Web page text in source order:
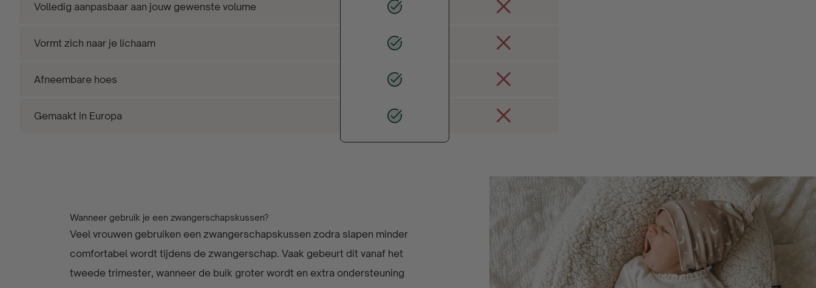
Volledig aanpasbaar aan jouw gewenste volume
Vormt zich naar je lichaam
Afneembare hoes
Gemaakt in Europa
Wanneer gebruik je een zwangerschapskussen?
Veel vrouwen gebruiken een zwangerschapskussen zodra slapen minder
comfortabel wordt tijdens de zwangerschap. Vaak gebeurt dit vanaf het
tweede trimester, wanneer de buik groter wordt en extra ondersteuning